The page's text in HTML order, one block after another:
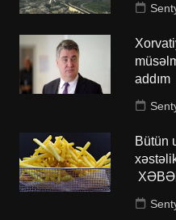
addım
Bütün